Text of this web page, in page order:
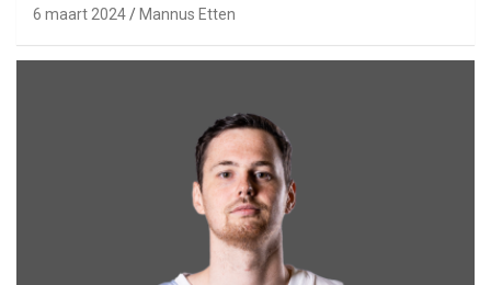
6 maart 2024 Mannus Etten